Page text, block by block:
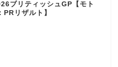
ブリティッシュGP【モト
PRリザルト】